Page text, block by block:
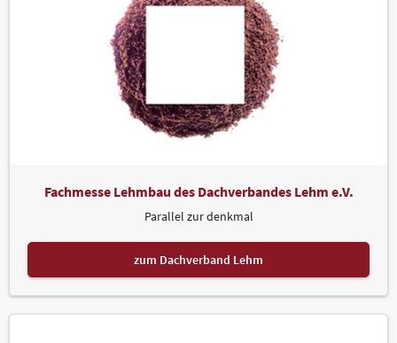
Fachmesse Lehmbau des Dachverbandes Lehm e.V.
Parallel zur denkmal
zum Dachverband Lehm